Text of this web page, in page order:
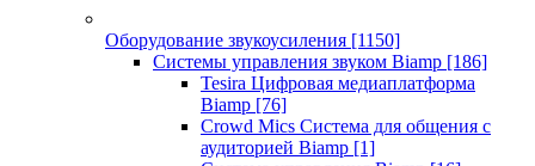
Оборудование звукоусиления [1150]
Системы управления звуком Biamp [186]
Tesira Цифровая медиаплатформа
Biamp [76]
Crowd Mics Система для общения с
аудиторией Biamp [1]